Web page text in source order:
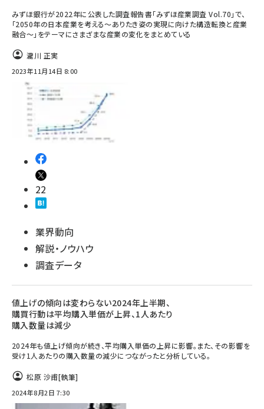
みずほ銀行が2022年に公表した調査報告書「みずほ産業調査 Vol.70」で、
「2050年の日本産業を考える～ありたき姿の実現に向けた構造転換と産業
融合～」をテーマにさまざまな産業の変化をまとめている
瀧川 正実
2023年11月14日 8:00
22
業界動向
解説・ノウハウ
調査データ
値上げの傾向は変わらない2024年上半期、
購買行動は平均購入単価が上昇、1人あたり
購入数量は減少
2024年も値上げ傾向が続き、平均購入単価の上昇に影響。また、その影響を
受け1人あたりの購入数量の減少につながったと分析している。
松原 沙甫[執筆]
2024年8月2日 7:30